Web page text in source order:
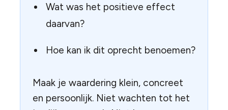
Wat was het positieve effect
daarvan?
Hoe kan ik dit oprecht benoemen?
Maak je waardering klein, concreet
en persoonlijk. Niet wachten tot het